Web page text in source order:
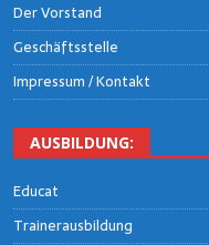
Der Vor­stand
Geschäfts­stel­le
Impres­sum / Kontakt
AUS­BIL­DUNG:
Edu­cat
Trai­ner­aus­bil­dung